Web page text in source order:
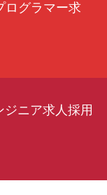
ログラマー求
ジニア求人採用